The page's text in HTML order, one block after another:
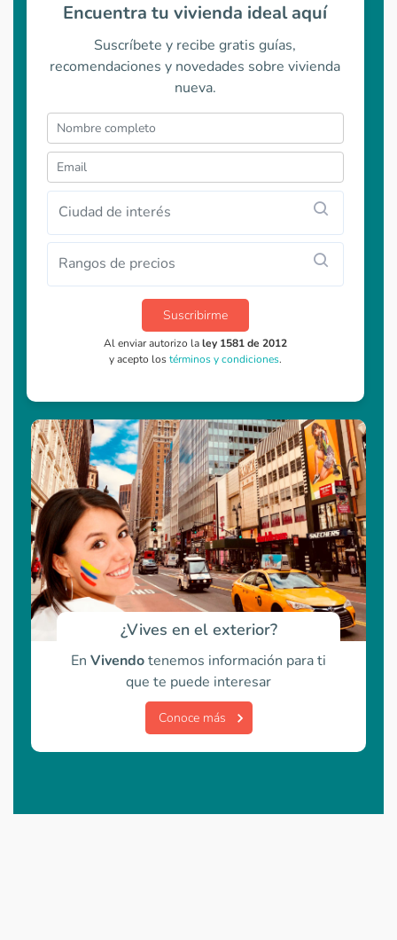
Encuentra tu vivienda ideal aquí
Suscríbete y recibe gratis guías,
recomendaciones y novedades sobre vivienda
nueva.
Ciudad de interés
Rangos de precios
Suscribirme
Al enviar autorizo laley 1581 de 2012
y acepto lostérminos y condiciones.
¿Vives en el exterior?
En Vivendotenemos información para ti
que te puede interesar
Conoce más